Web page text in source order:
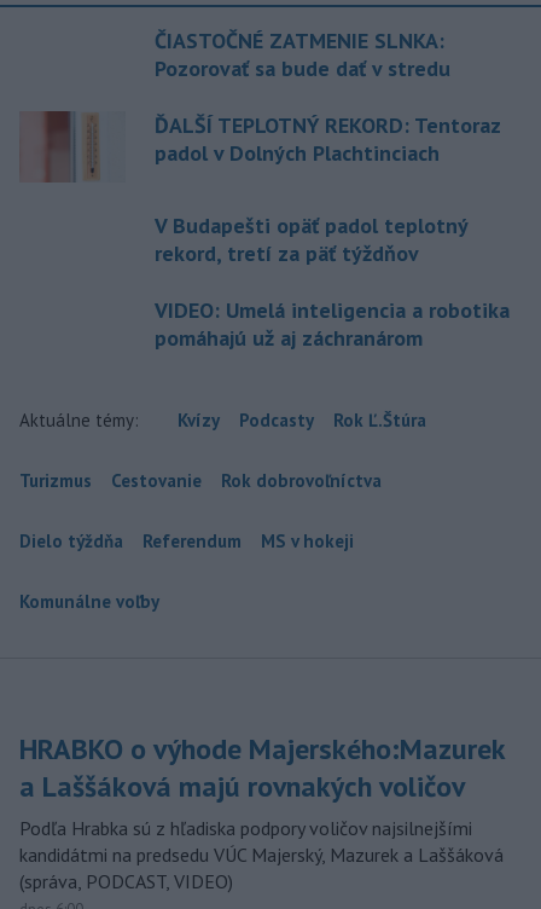
ČIASTOČNÉ ZATMENIE SLNKA:
Pozorovať sa bude dať v stredu
ĎALŠÍ TEPLOTNÝ REKORD: Tentoraz
padol v Dolných Plachtinciach
V Budapešti opäť padol teplotný
rekord, tretí za päť týždňov
VIDEO: Umelá inteligencia a robotika
pomáhajú už aj záchranárom
Aktuálne témy: Kvízy Podcasty Rok Ľ.Štúra
Turizmus Cestovanie Rok dobrovoľníctva
Dielo týždňa Referendum MS v hokeji
Komunálne voľby
HRABKO o výhode Majerského:Mazurek
a Laššáková majú rovnakých voličov
Podľa Hrabka sú z hľadiska podpory voličov najsilnejšími
kandidátmi na predsedu VÚC Majerský, Mazurek a Laššáková
(správa, PODCAST, VIDEO)